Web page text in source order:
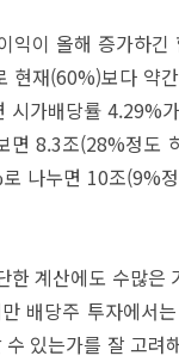
이 올해 증가하긴
현재(60%)보다 약
시가배당률 4.29%
면 8.3조(28%정도
나누면 10조(9%
계산에도 수많은
배당주 투자에서
있는가를 잘 고려